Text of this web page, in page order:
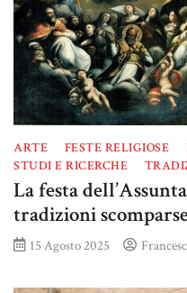
ARTE FESTE RELIGIOSE
STUDI E RICERCHE
La festa
tradizioni
15 Agosto 2025